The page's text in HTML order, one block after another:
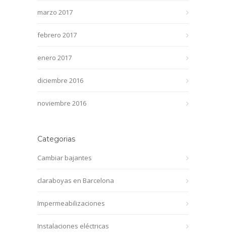
marzo 2017
febrero 2017
enero 2017
diciembre 2016
noviembre 2016
Categorias
Cambiar bajantes
claraboyas en Barcelona
Impermeabilizaciones
Instalaciones eléctricas